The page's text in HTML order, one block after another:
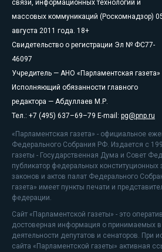
связи, информационных технологий и
массовых коммуникаций (Роскомнадзор)
августа 2011 года. 18+
Свидетельство о регистрации Эл № ФС77-
46097
Учредитель — АНО «Парламентская газета»
Исполняющий обязанности главного
редактора — Абдуллаев М.Р.
Тел.: +7 (495) 637–69–79 E-mail: pg@pnp.ru
«Парламентская газета» - официальное
Федерального Собрания РФ. Издается с
газеты - Государственная Дума и Совет
публикатор федеральных
законов и актов палат Федерального
газета» имеет пункты печати и
федерации.
Сайт «Парламентской газеты» - это
достоверная информация о принимаемых в
деятельности депутатов и сенаторов. При
сайта «Парламентской газеты» активная